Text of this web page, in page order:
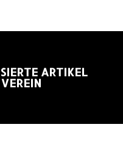
ARTIKEL